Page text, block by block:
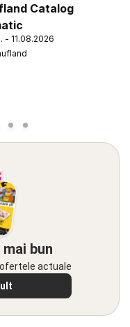
Catalog
- 11.08.2026
bun
actuale